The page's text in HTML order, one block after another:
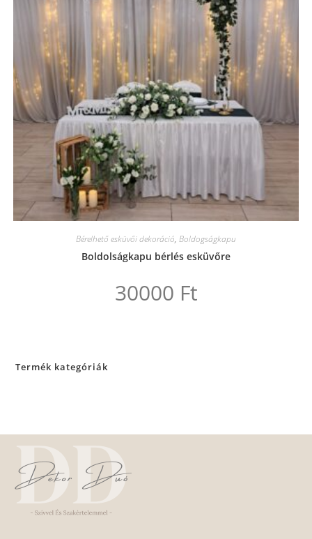
Bérelhető esküvői dekoráció, Boldogságkapu
Boldolságkapu bérlés esküvőre
30000 Ft
Termék kategóriák